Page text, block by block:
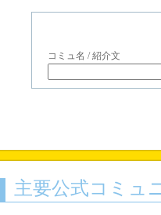
コミュ名 / 紹介文
主要公式コミュ